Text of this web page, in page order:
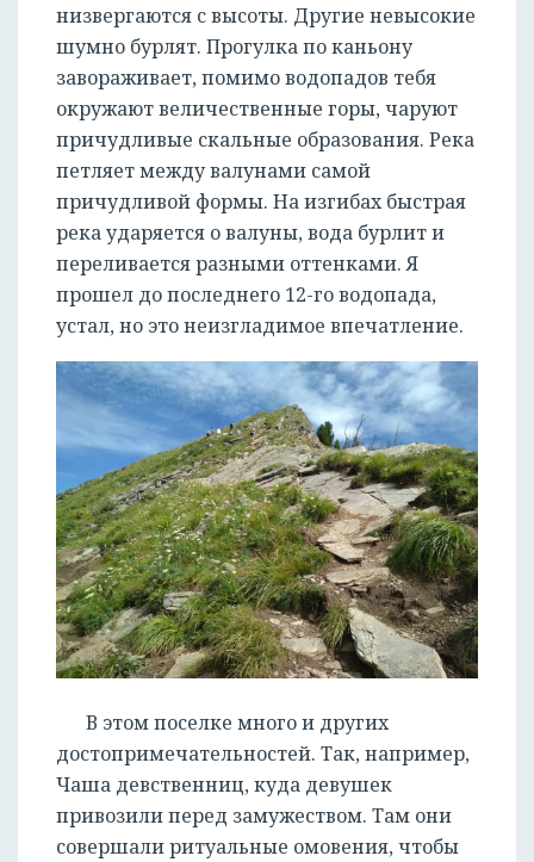
низвергаются с высоты. Другие невысокие
шумно бурлят. Прогулка по каньону
завораживает, помимо водопадов тебя
окружают величественные горы, чаруют
причудливые скальные образования. Река
петляет между валунами самой
причудливой формы. На изгибах быстрая
река ударяется о валуны, вода бурлит и
переливается разными оттенками. Я
прошел до последнего 12-го водопада,
устал, но это неизгладимое впечатление.
В этом поселке много и других
достопримечательностей. Так, например,
Чаша девственниц, куда девушек
привозили перед замужеством. Там они
совершали ритуальные омовения, чтобы